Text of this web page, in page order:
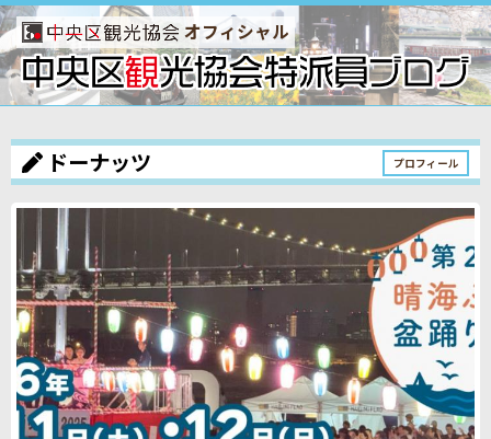
オフィシャル
ドーナッツ プロフィール